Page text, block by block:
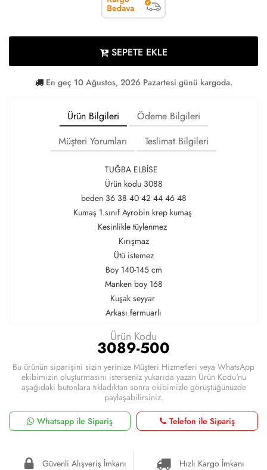
SEPETE EKLE
En geç 10 Ağustos, 2026 Pazartesi günü kargoda.
Ürün Bilgileri
Ödeme Bilgileri
Müşteri Yorumları
Teslimat Bilgileri
TUĞBA ELBİSE
Ürün kodu 3088
beden 36 38 40 42 44 46 48
Kumaş 1.sınıf Ayrobin krep kumaş
Kesinlikle tüylenmez
Kırışmaz
Ütü istemez
Boy 140-145 cm
Manken boy 168
Kuşak seyyar
Arkası fermuarlı
Ürün Kodu
3089-500
Bu ürünün siparişini sizin yerinize Müşteri Hizmetleri veya WhatsApp
ekibimizin oluşturmasını isterseniz yukarıda yazan Ürün Kodu'nu
aşağıdaki butonlara tıkladıktan sonra ekibimizle görüştüğünüzde
paylaşabilirsiniz.
Whatsapp ile Sipariş
Telefon ile Sipariş
Güvenli Alışveriş İmkanı
Hızlı Kargo İmkanı